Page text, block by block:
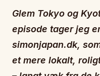
Glem Tokyo og
episode tager jeg
simonjapan.dk,
et mere lokalt,